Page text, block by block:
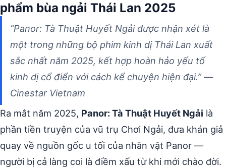
phẩm bùa ngải Thái Lan 2025
“Panor: Tà Thuật Huyết Ngải được nhận xét là
một trong những bộ phim kinh dị Thái Lan xuất
sắc nhất năm 2025, kết hợp hoàn hảo yếu tố
kinh dị cổ điển với cách kể chuyện hiện đại.” —
Cinestar Vietnam
Ra mắt năm 2025, Panor: Tà Thuật Huyết Ngải là
phần tiền truyện của vũ trụ Chơi Ngải, đưa khán giả
quay về nguồn gốc u tối của nhân vật Panor —
người bị cả làng coi là điềm xấu từ khi mới chào đời.